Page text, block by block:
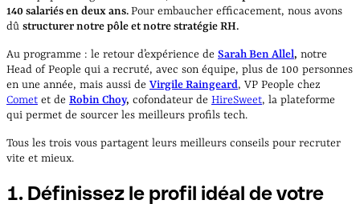
140 salariés en deux ans.Pour embaucher efficacement, nous avons
dû structurer notre pôle et notre stratégie RH.
Au programme : le retour d’expérience de Sarah Ben Allel, notre
Head of People qui a recruté, avec son équipe, plus de 100 personnes
en une année, mais aussi de Virgile Raingeard, VP People chez
Comet et de Robin Choy, cofondateur de HireSweet, la plateforme
qui permet de sourcer les meilleurs profils tech.
Tous les trois vous partagent leurs meilleurs conseils pour recruter
vite et mieux.
1. Définissez le profil idéal de votre